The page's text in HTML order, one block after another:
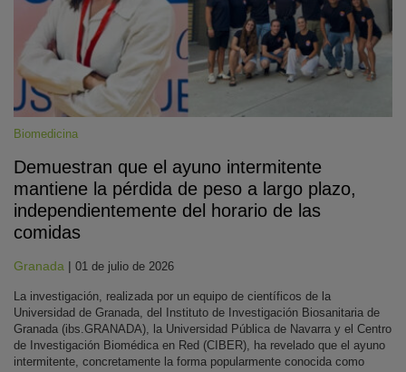
Biomedicina
Demuestran que el ayuno intermitente
mantiene la pérdida de peso a largo plazo,
independientemente del horario de las
comidas
Granada | 01 de julio de 2026
La investigación, realizada por un equipo de científicos de la
Universidad de Granada, del Instituto de Investigación Biosanitaria de
Granada (ibs.GRANADA), la Universidad Pública de Navarra y el Centro
de Investigación Biomédica en Red (CIBER), ha revelado que el ayuno
intermitente, concretamente la forma popularmente conocida como